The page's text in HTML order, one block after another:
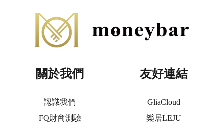
關於我們
認識我們
FQ財商測驗
友好連結
GliaCloud
樂居LEJU